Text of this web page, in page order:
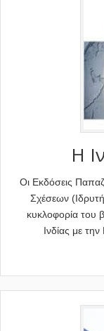
H
Οι Εκδόσεις
Σχέσεων
κυκλοφορία του
Ινδίας με